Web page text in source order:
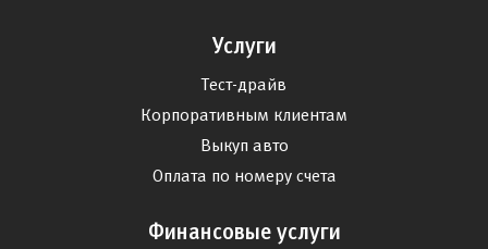
Услуги
Тест-драйв
Корпоративным клиентам
Выкуп авто
Оплата по номеру счета
Финансовые услуги